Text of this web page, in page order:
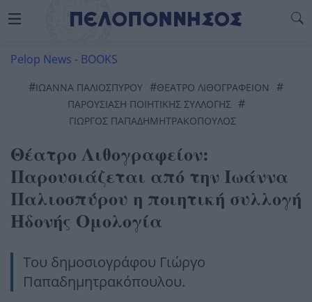
Pelop News - BOOKS
#ΙΩΆΝΝΑ ΠΑΛΙΟΣΠΎΡΟΥ #ΘΈΑΤΡΟ ΛΙΘΟΓΡΑΦΕΊΟΝ #
ΠΑΡΟΥΣΙΑΣΗ ΠΟΙΗΤΙΚΗΣ ΣΥΛΛΟΓΗΣ #
ΓΙΩΡΓΟΣ ΠΑΠΑΔΗΜΗΤΡΑΚΟΠΟΥΛΟΣ
Θέατρο Λιθογραφείον:
Παρουσιάζεται από την Ιωάννα
Παλιοσπύρου η ποιητική συλλογή
Ηδονής Ομολογία
Του δημοσιογράφου Γιώργο
Παπαδημητρακόπουλου.